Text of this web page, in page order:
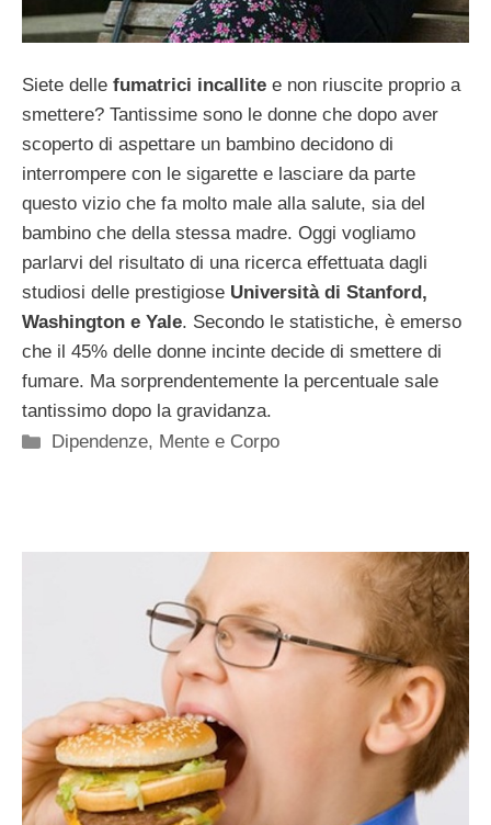
Siete delle fumatrici incallite e non riuscite proprio a
smettere? Tantissime sono le donne che dopo aver
scoperto di aspettare un bambino decidono di
interrompere con le sigarette e lasciare da parte
questo vizio che fa molto male alla salute, sia del
bambino che della stessa madre. Oggi vogliamo
parlarvi del risultato di una ricerca effettuata dagli
studiosi delle prestigiose Università di Stanford,
Washington e Yale. Secondo le statistiche, è emerso
che il 45% delle donne incinte decide di smettere di
fumare. Ma sorprendentemente la percentuale sale
tantissimo dopo la gravidanza.
Categorie
Dipendenze, Mente e Corpo